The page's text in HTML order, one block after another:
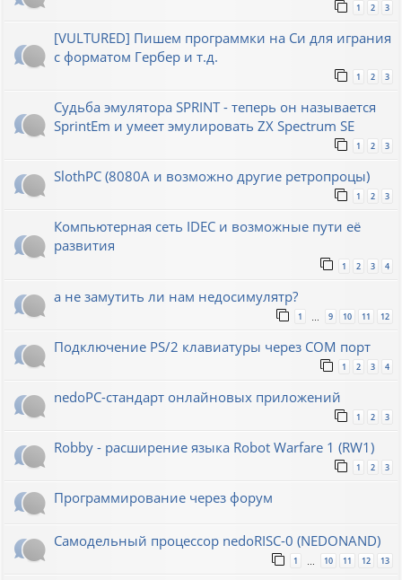
1 2 3
[VULTURED] Пишем программки на Си для играния
с форматом Гербер и т.д.
1 2 3
Судьба эмулятора SPRINT - теперь он называется
SprintEm и умеет эмулировать ZX Spectrum SE
1 2 3
SlothPC (8080A и возможно другие ретропроцы)
1 2 3
Компьютерная сеть IDEC и возможные пути её
развития
1 2 3 4
а не замутить ли нам недосимулятр?
1 9 10 11 12
Подключение PS/2 клавиатуры через COM порт
1 2 3 4
nedoPC-стандарт онлайновых приложений
1 2 3
Robby - расширение языка Robot Warfare 1 (RW1)
1 2 3
Программирование через форум
Самодельный процессор nedoRISC-0 (NEDONAND)
1 10 11 12 13